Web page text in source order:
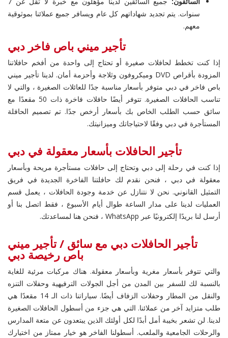
سنوات. يتم تجديد شهاداتهم كل عام ويسافر جميع عملائنا بموثوقية
معهم.
تأجير ميني باص فاخر دبي
إذا كنت تخطط لحافلات صغيرة أو تحتاج إلى واحدة من أفخم حافلاتنا
المزودة بأقراص DVD وميكروفون وثلاجة وأحزمة أمان. لدينا تأجير ميني
باص فاخر في دبي متوفر بأسعار مناسبة جدًا للعائلات الصغيرة ، والتي لا
تناسب الحافلات الصغيرة. تتوفر أيضًا حافلات فاخرة ذات 50 مقعدًا مع
سائق حسب الطلب الخاص بك بأسعار أرخص جدًا. تم تصميم الحافلة
المستأجرة في دبي وفقًا لاحتياجاتك وميزانيتك.
تأجير الحافلات بأسعار معقولة في دبي
إذا كنت في رحلة إلى دبي وتحتاج إلى حافلات مستأجرة مريحة وبأسعار
معقولة في دبي ، فنحن نقدم لك حافلتنا الفاخرة الجديدة في فريق
التمثيل القانوني. نحن لا نتنازل عن خدمة وجودة الحافلات ، يعمل قسم
العمليات لدينا على مدار الساعة طوال أيام الأسبوع ، فقط اتصل بنا أو
أرسل لنا بريدًا إلكترونيًا عبر WhatsApp ، فنحن هنا لمساعدتك.
تأجير الحافلات دبي مع سائق / تأجير ميني
باص رخيصة دبي
والتي تتوفر بأسعار مغرية وبأسعار معقولة. هناك مركبات مرئية للغاية
بالنسبة لك للسفر بين المدن من أجل الجولات الترفيهية وحفلات التنزه
والنقل من المطار وحفلات الزفاف أيضًا. سياراتنا ذات الـ 14 مقعدًا هي
طلب متزايد آخر من عملائنا. التي هي جزء من أسطول الحافلات الصغيرة
لدينا. لن تشعر بخيبة أمل أبدًا لكل أولئك الذين يبتعدون عن متعة المدارس
والرحلات الجامعية والملعب. أسطولنا الفاخر هو خيار ممتاز من اختيارك